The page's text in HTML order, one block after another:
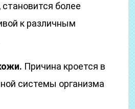
более
к различным
Причина кроется в
системы организма